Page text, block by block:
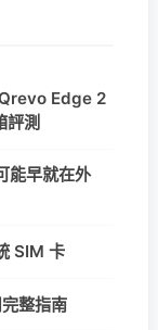
Edge 2
評測
能早就在外
SIM 卡
整指南